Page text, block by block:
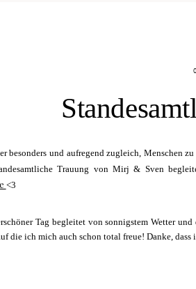
besonders und aufregend zugleich, Menschen
Trauung von Mirj & Sven
<3
Tag begleitet von sonnigstem Wetter
die ich mich auch schon total freue! Danke,